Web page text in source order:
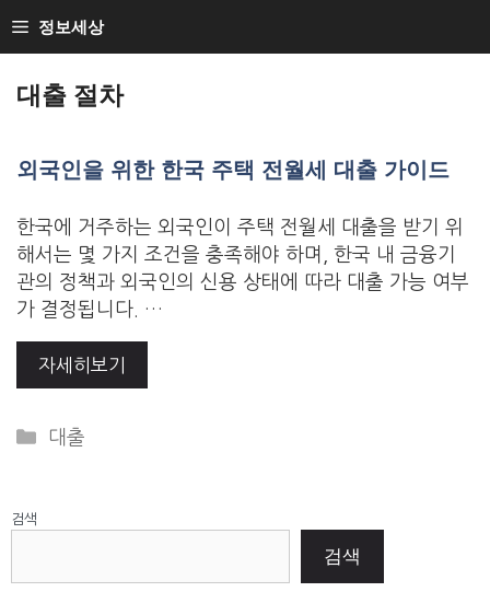
to
정보세상
대출 절차
외국인을 위한 한국 주택 전월세 대출 가이드
한국에 거주하는 외국인이 주택 전월세 대출을 받기 위
해서는 몇 가지 조건을 충족해야 하며, 한국 내 금융기
관의 정책과 외국인의 신용 상태에 따라 대출 가능 여부
가 결정됩니다. …
자세히보기
Categories
대출
검색
검색